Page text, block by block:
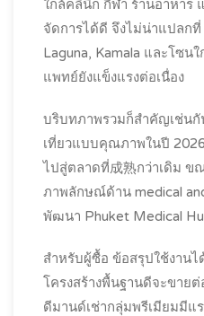
ใกล้คลินิก กีฬา ร้านอาหาร
จัดการได้ดี จึงไม่น่าแปลกที่
Laguna, Kamala และโซน
แพทย์ยังแข็งแรงต่อเนื่อง
บริบทภาพรวมก็สำคัญเช่นกั
เที่ยวแบบคุณภาพในปี
ไปสู่ตลาดที่成熟กว่าเดิม ข
ภาพลักษณ์ด้าน medical
พัฒนา Phuket Medical
สำหรับผู้ซื้อ ข้อสรุปใช้งานไ
โครงสร้างพื้นฐานดีจะขาย
ดีมานด์เช่ากลุ่มพรีเมียมมีแ